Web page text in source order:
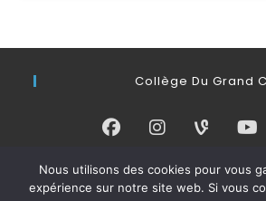
Collège Du Grand
Connexion
Nous utilisons des cookies pour vous
expérience sur notre site web. Si vous